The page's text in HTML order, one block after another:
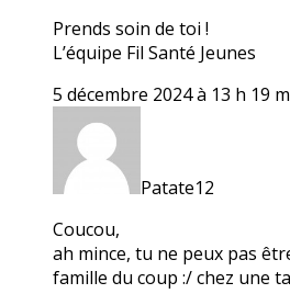
Prends soin de toi !
L’équipe Fil Santé Jeunes
5 décembre 2024 à 13 h 19
Patate12
Coucou,
ah mince, tu ne peux pas
famille du coup :/ chez une